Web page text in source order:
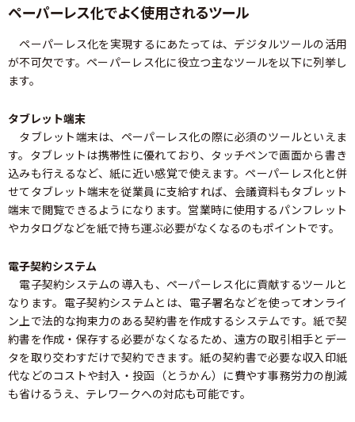
ペーパーレス化でよく使用されるツール
ペーパーレス化を実現するにあたっては、デジタルツールの活用
が不可欠です。ペーパーレス化に役立つ主なツールを以下に列挙し
ます。
タブレット端末
タブレット端末は、ペーパーレス化の際に必須のツールといえま
す。タブレットは携帯性に優れており、タッチペンで画面から書き
込みも行えるなど、紙に近い感覚で使えます。ペーパーレス化と併
せてタブレット端末を従業員に支給すれば、会議資料もタブレット
端末で閲覧できるようになります。営業時に使用するパンフレット
やカタログなどを紙で持ち運ぶ必要がなくなるのもポイントです。
電子契約システム
電子契約システムの導入も、ペーパーレス化に貢献するツールと
なります。電子契約システムとは、電子署名などを使ってオンライ
ン上で法的な拘束力のある契約書を作成するシステムです。紙で契
約書を作成・保存する必要がなくなるため、遠方の取引相手とデー
タを取り交わすだけで契約できます。紙の契約書で必要な収入印紙
代などのコストや封入・投函（とうかん）に費やす事務労力の削減
も省けるうえ、テレワークへの対応も可能です。